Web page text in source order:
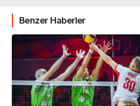
Benzer Haberler